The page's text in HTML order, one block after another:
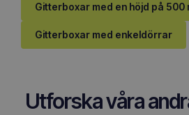
Gitterboxar med en höjd på 500
Gitterboxar med enkeldörrar
Utforska våra